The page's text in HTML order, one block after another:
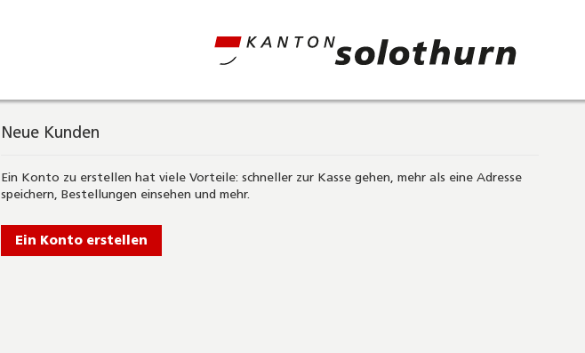
Neue Kunden
Ein Konto zu erstellen hat viele Vorteile: schneller zur Kasse gehen, mehr als eine Adresse
speichern, Bestellungen einsehen und mehr.
Ein Konto erstellen